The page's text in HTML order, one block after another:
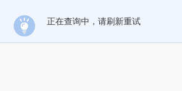
正在查询中，请刷新重试